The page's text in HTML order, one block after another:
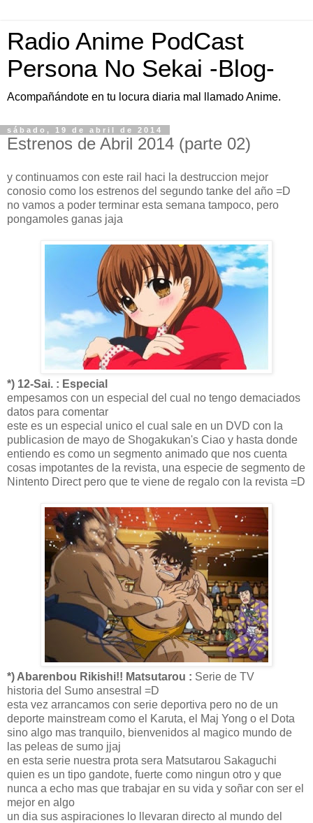
Radio Anime PodCast
Persona No Sekai -Blog-
Acompañándote en tu locura diaria mal llamado Anime.
sábado, 19 de abril de 2014
Estrenos de Abril 2014 (parte 02)
y continuamos con este rail haci la destruccion mejor
conosio como los estrenos del segundo tanke del año =D
no vamos a poder terminar esta semana tampoco, pero
pongamoles ganas jaja
*) 12-Sai. : Especial
empesamos con un especial del cual no tengo demaciados
datos para comentar
este es un especial unico el cual sale en un DVD con la
publicasion de mayo de Shogakukan's Ciao y hasta donde
entiendo es como un segmento animado que nos cuenta
cosas impotantes de la revista, una especie de segmento de
Nintento Direct pero que te viene de regalo con la revista =D
*) Abarenbou Rikishi!! Matsutarou : Serie de TV
historia del Sumo ansestral =D
esta vez arrancamos con serie deportiva pero no de un
deporte mainstream como el Karuta, el Maj Yong o el Dota
sino algo mas tranquilo, bienvenidos al magico mundo de
las peleas de sumo jjaj
en esta serie nuestra prota sera Matsutarou Sakaguchi
quien es un tipo gandote, fuerte como ningun otro y que
nunca a echo mas que trabajar en su vida y soñar con ser el
mejor en algo
un dia sus aspiraciones lo llevaran directo al mundo del